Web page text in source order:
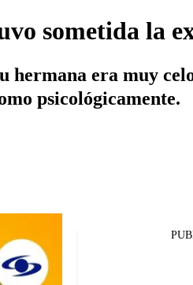
sometida la
era muy
psicológicamente.